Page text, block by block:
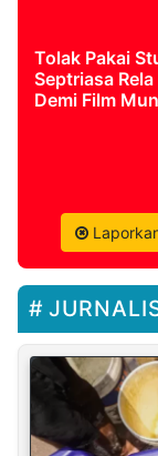
Tolak Pakai
Septriasa
Demi Film